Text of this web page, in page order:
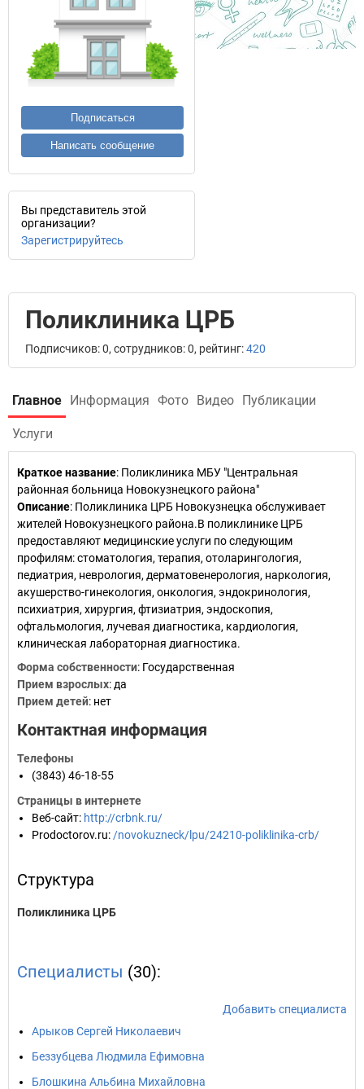
Подписаться
Написать сообщение
Вы представитель этой
организации?
Зарегистрируйтесь
Поликлиника ЦРБ
Подписчиков: 0, сотрудников: 0, рейтинг:420
Главное Информация Фото Видео Публикации
Услуги
Краткое название: Поликлиника МБУ "Центральная
районная больница Новокузнецкого района"
Описание: Поликлиника ЦРБ Новокузнецка обслуживает
жителей Новокузнецкого района.В поликлинике ЦРБ
предоставляют медицинские услуги по следующим
профилям: стоматология, терапия, отоларингология,
педиатрия, неврология, дерматовенерология, наркология,
акушерство-гинекология, онкология, эндокринология,
психиатрия, хирургия, фтизиатрия, эндоскопия,
офтальмология, лучевая диагностика, кардиология,
клиническая лабораторная диагностика.
Форма собственности: Государственная
Прием взрослых: да
Прием детей: нет
Контактная информация
Телефоны
(3843) 46-18-55
Страницы в интернете
Веб-сайт: http://crbnk.ru/
Prodoctorov.ru: /novokuzneck/lpu/24210-poliklinika-crb/
Структура
Поликлиника ЦРБ
Специалисты (30):
Добавить специалиста
Арыков Сергей Николаевич
Беззубцева Людмила Ефимовна
Блошкина Альбина Михайловна